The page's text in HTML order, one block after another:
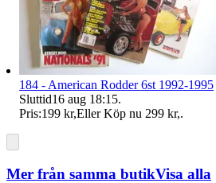
184 - American Rodder 6st 1992-1995
Sluttid16 aug 18:15.
Pris:199 kr,Eller Köp nu 299 kr,.
Mer från samma butikVisa alla